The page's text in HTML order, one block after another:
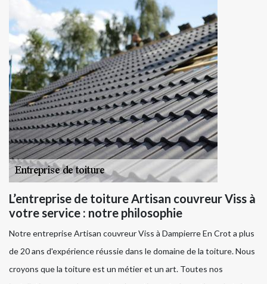
L’entreprise de toiture Artisan couvreur Viss à
votre service : notre philosophie
Notre entreprise Artisan couvreur Viss à Dampierre En Crot a plus
de 20 ans d'expérience réussie dans le domaine de la toiture. Nous
croyons que la toiture est un métier et un art. Toutes nos